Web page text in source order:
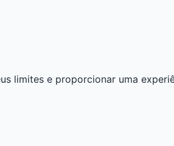
limites e proporcionar uma